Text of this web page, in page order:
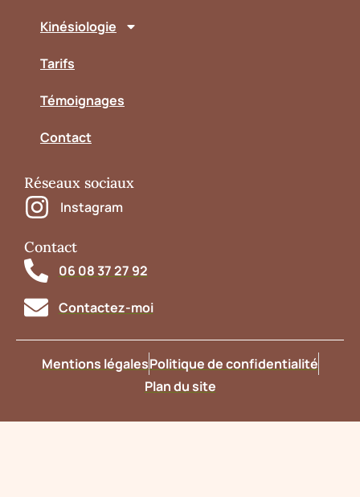
Kinésiologie
Tarifs
Témoignages
Contact
Réseaux sociaux
Instagram
Contact
06 08 37 27 92
Contactez-moi
Mentions légalesPolitique de confidentialité
Plan du site